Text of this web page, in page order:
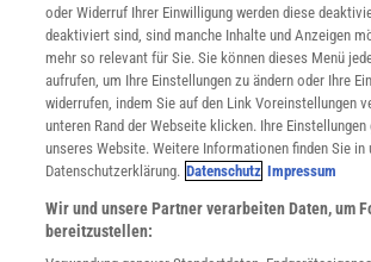
NACH OBEN
Für Sie im Spektrum-Shop und
oder Widerruf Ihrer Einwilligung werden diese
deaktiviert sind, sind manche Inhalte und Anzeigen
mehr so relevant für Sie. Sie können dieses Menü
aufrufen, um Ihre Einstellungen zu ändern oder Ihre
widerrufen, indem Sie auf den Link Voreinstellungen
unteren Rand der Webseite klicken. Ihre
unseres Website. Weitere Informationen finden Sie in
Datenschutzerklärung. Datenschutz Impressum
Wir und unsere Partner verarbeiten Daten, um
bereitzustellen: